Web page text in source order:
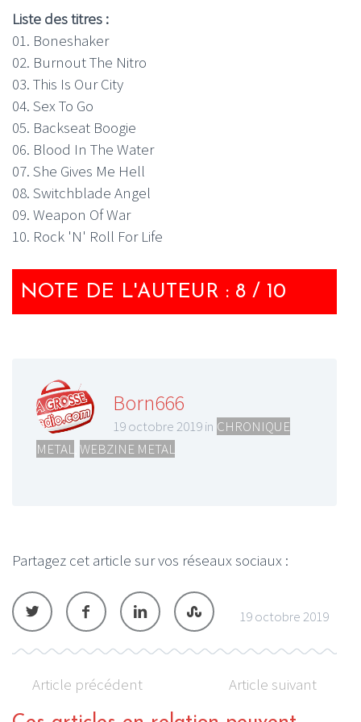
Liste des titres :
01. Boneshaker
02. Burnout The Nitro
03. This Is Our City
04. Sex To Go
05. Backseat Boogie
06. Blood In The Water
07. She Gives Me Hell
08. Switchblade Angel
09. Weapon Of War
10. Rock 'N' Roll For Life
NOTE DE L'AUTEUR : 8 / 10
Born666
19 octobre 2019 in CHRONIQUE
METAL WEBZINE METAL
Partagez cet article sur vos réseaux sociaux :
19 octobre 2019
Article précédent Article suivant